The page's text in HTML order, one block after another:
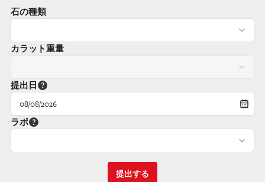
石の種類
カラット重量
提出日
08/08/2026
ラボ
提出する